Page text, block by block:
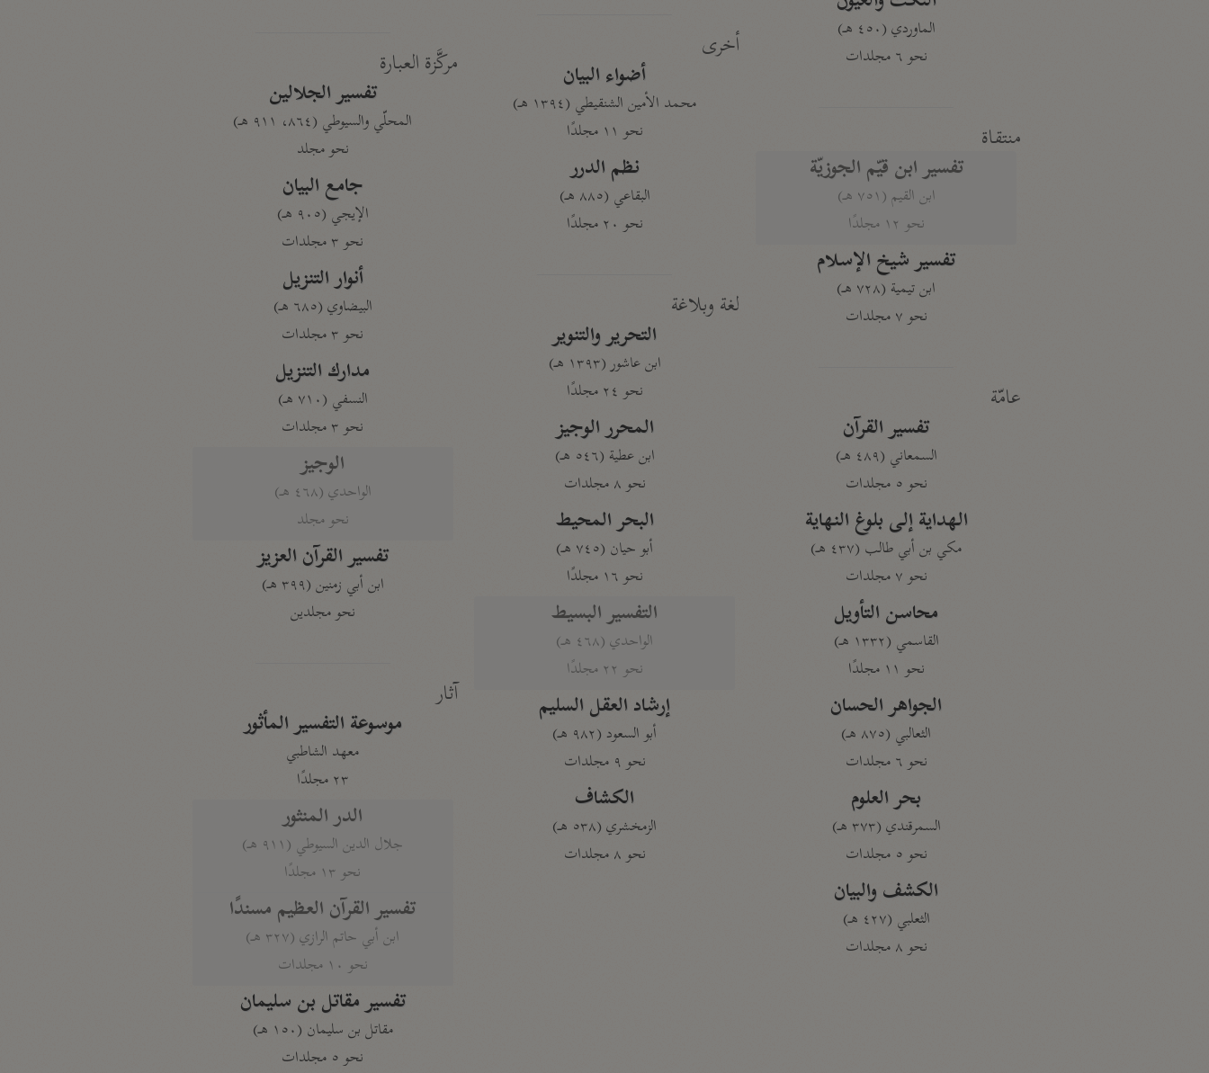
الماوردي (٤٥٠ هـ)
نحو ٦ مجلدات
منتقاة
تفسير ابن قيّم الجوزيّة
ابن القيم (٧٥١ هـ)
نحو ١٢ مجلدًا
تفسير شيخ الإسلام
ابن تيمية (٧٢٨ هـ)
نحو ٧ مجلدات
عامّة
تفسير القرآن
السمعاني (٤٨٩ هـ)
نحو ٥ مجلدات
الهداية إلى بلوغ النهاية
مكي بن أبي طالب (٤٣٧ هـ)
نحو ٧ مجلدات
محاسن التأويل
القاسمي (١٣٣٢ هـ)
نحو ١١ مجلدًا
الجواهر الحسان
الثعالبي (٨٧٥ هـ)
نحو ٦ مجلدات
بحر العلوم
السمرقندي (٣٧٣ هـ)
نحو ٥ مجلدات
الكشف والبيان
الثعلبي (٤٢٧ هـ)
نحو ٨ مجلدات
أخرى
أضواء البيان
محمد الأمين الشنقيطي (١٣٩٤ هـ)
نحو ١١ مجلدًا
نظم الدرر
البقاعي (٨٨٥ هـ)
نحو ٢٠ مجلدًا
لغة وبلاغة
التحرير والتنوير
ابن عاشور (١٣٩٣ هـ)
نحو ٢٤ مجلدًا
المحرر الوجيز
ابن عطية (٥٤٦ هـ)
نحو ٨ مجلدات
البحر المحيط
أبو حيان (٧٤٥ هـ)
نحو ١٦ مجلدًا
التفسير البسيط
الواحدي (٤٦٨ هـ)
نحو ٢٢ مجلدًا
إرشاد العقل السليم
أبو السعود (٩٨٢ هـ)
نحو ٩ مجلدات
الكشاف
الزمخشري (٥٣٨ هـ)
نحو ٨ مجلدات
مركَّزة العبارة
تفسير الجلالين
المحلّي والسيوطي (٨٦٤، ٩١١ هـ)
نحو مجلد
جامع البيان
الإيجي (٩٠٥ هـ)
نحو ٣ مجلدات
أنوار التنزيل
البيضاوي (٦٨٥ هـ)
نحو ٣ مجلدات
مدارك التنزيل
النسفي (٧١٠ هـ)
نحو ٣ مجلدات
الوجيز
الواحدي (٤٦٨ هـ)
نحو مجلد
تفسير القرآن العزيز
ابن أبي زمنين (٣٩٩ هـ)
نحو مجلدين
آثار
موسوعة التفسير المأثور
معهد الشاطبي
٢٣ مجلدًا
الدر المنثور
جلال الدين السيوطي (٩١١ هـ)
نحو ١٣ مجلدًا
تفسير القرآن العظيم مسندًا
ابن أبي حاتم الرازي (٣٢٧ هـ)
نحو ١٠ مجلدات
تفسير مقاتل بن سليمان
مقاتل بن سليمان (١٥٠ هـ)
نحو ٥ مجلدات